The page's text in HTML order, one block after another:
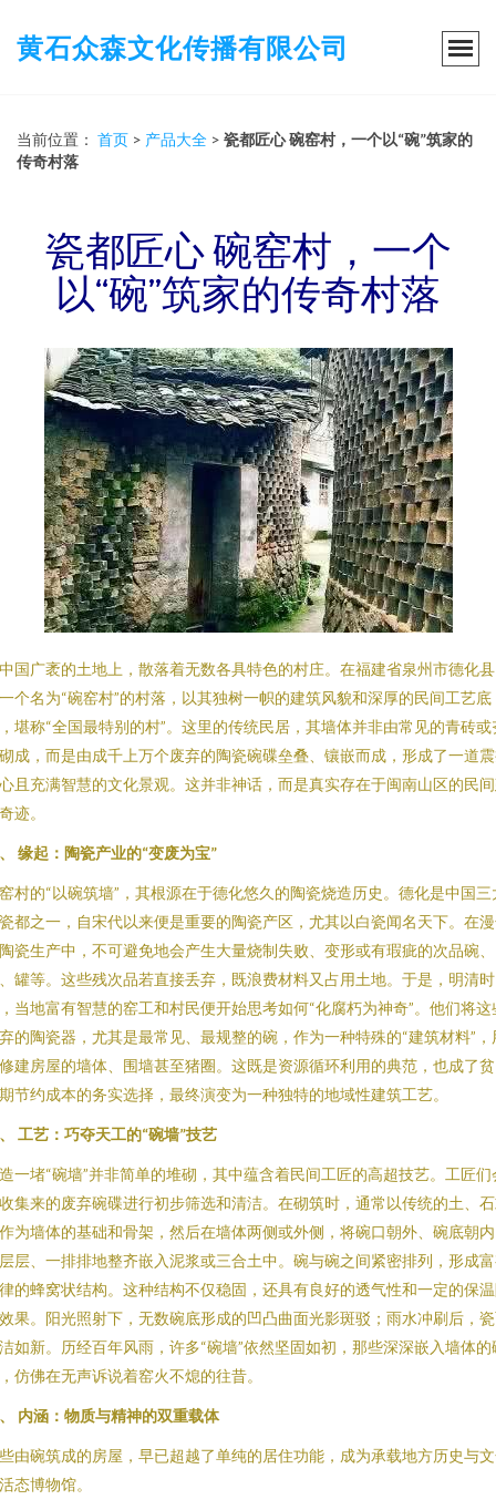
黄石众森文化传播有限公司
当前位置： 首页 > 产品大全 > 瓷都匠心 碗窑村，一个以“碗”筑家的
传奇村落
瓷都匠心 碗窑村，一个
以“碗”筑家的传奇村落
国广袤的土地上，散落着无数各具特色的村庄。在福建省泉州市德化
个名为“碗窑村”的村落，以其独树一帜的建筑风貌和深厚的民间工艺底
堪称“全国最特别的村”。这里的传统民居，其墙体并非由常见的青砖或
成，而是由成千上万个废弃的陶瓷碗碟垒叠、镶嵌而成，形成了一道
且充满智慧的文化景观。这并非神话，而是真实存在于闽南山区的民
迹。
缘起：陶瓷产业的“变废为宝”
村的“以碗筑墙”，其根源在于德化悠久的陶瓷烧造历史。德化是中国三
都之一，自宋代以来便是重要的陶瓷产区，尤其以白瓷闻名天下。在
瓷生产中，不可避免地会产生大量烧制失败、变形或有瑕疵的次品碗、
罐等。这些残次品若直接丢弃，既浪费材料又占用土地。于是，明清时
当地富有智慧的窑工和村民便开始思考如何“化腐朽为神奇”。他们将这
的陶瓷器，尤其是最常见、最规整的碗，作为一种特殊的“建筑材料”，
建房屋的墙体、围墙甚至猪圈。这既是资源循环利用的典范，也成了
节约成本的务实选择，最终演变为一种独特的地域性建筑工艺。
工艺：巧夺天工的“碗墙”技艺
一堵“碗墙”并非简单的堆砌，其中蕴含着民间工匠的高超技艺。工匠们
集来的废弃碗碟进行初步筛选和清洁。在砌筑时，通常以传统的土、
为墙体的基础和骨架，然后在墙体两侧或外侧，将碗口朝外、碗底朝
层、一排排地整齐嵌入泥浆或三合土中。碗与碗之间紧密排列，形成
的蜂窝状结构。这种结构不仅稳固，还具有良好的透气性和一定的保
果。阳光照射下，无数碗底形成的凹凸曲面光影斑驳；雨水冲刷后，
如新。历经百年风雨，许多“碗墙”依然坚固如初，那些深深嵌入墙体的
仿佛在无声诉说着窑火不熄的往昔。
内涵：物质与精神的双重载体
由碗筑成的房屋，早已超越了单纯的居住功能，成为承载地方历史与
态博物馆。